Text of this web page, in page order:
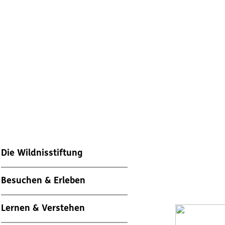
Die Wildnisstiftung
Besuchen & Erleben
Lernen & Verstehen